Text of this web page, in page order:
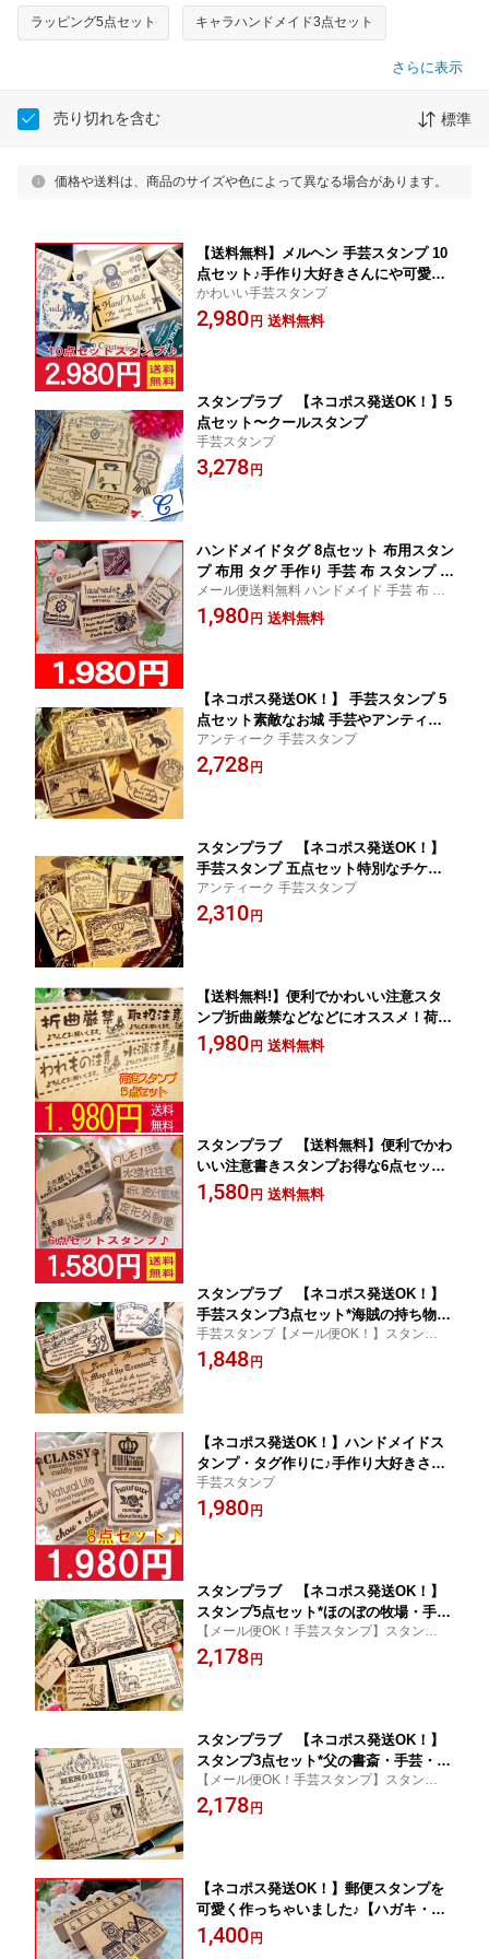
ラッピング5点セット キャラハンドメイド3点セット
さらに表示
売り切れを含む 標準
価格や送料は、商品のサイズや色によって異なる場合があります。
【送料無料】メルヘン 手芸スタンプ 10
点セット♪手作り大好きさんにや可愛い
物大好きさんにオススメ♪タグ作りにも
大活躍【YDKG-k】【ky】
かわいい手芸スタンプ
2,980 円 送料無料
スタンプラブ 【ネコポス発送OK！】5
点セット〜クールスタンプ
手芸スタンプ
3,278 円
ハンドメイドタグ 8点セット 布用スタン
プ 布用 タグ 手作り 手芸 布 スタンプ テ
ープ オリジナルスタンプ 手芸用品 手芸
スタンプ かわいい オリジナル ハンドメ
メール便送料無料 ハンドメイド 手芸 布 ス
タンプ タグ 手作り テープ 手芸スタンプ 手
芸用品 手作り大好きさんに大人気! ハンド
1,980 円 送料無料
【ネコポス発送OK！】 手芸スタンプ 5
点セット素敵なお城 手芸やアンティー
クスタンプとして大活躍 素敵なスタン
プばかり！
アンティーク 手芸スタンプ
2,728 円
スタンプラブ 【ネコポス発送OK！】
手芸スタンプ 五点セット特別なチケッ
ト 手芸やアンティークスタンプとして
大活躍 素敵なスタンプばかり
アンティーク 手芸スタンプ
2,310 円
【送料無料!】便利でかわいい注意スタ
ンプ折曲厳禁などなどにオススメ！荷造
りスタンプセット☆全二種類からお選び
頂けます♪TYUI-01
1,980 円 送料無料
スタンプラブ 【送料無料】便利でかわ
いい注意書きスタンプお得な6点セット
★全二種類からお選び頂けます♪
1,580 円 送料無料
スタンプラブ 【ネコポス発送OK！】
手芸スタンプ3点セット*海賊の持ち物・
手芸・ラッピングなどにどうぞ
手芸スタンプ【メール便OK！】スタンプ3
点セット*海賊の持ち物・手芸・ラッピング
などにどうぞ
1,848 円
【ネコポス発送OK！】ハンドメイドス
タンプ・タグ作りに♪手作り大好きさん
に大人気のスタンプ♪手芸ナチュラル8点
セット
手芸スタンプ
1,980 円
スタンプラブ 【ネコポス発送OK！】
スタンプ5点セット*ほのぼの牧場・手
芸・ラッピングなどにどうぞ
【メール便OK！手芸スタンプ】スタンプ5
点セット*ほのぼの牧場・手芸・ラッピング
などにどうぞ
2,178 円
スタンプラブ 【ネコポス発送OK！】
スタンプ3点セット*父の書斎・手芸・ラ
ッピングなどにどうぞ
【メール便OK！手芸スタンプ】スタンプ3
点セット*父の書斎・手芸・ラッピングなど
にどうぞ
2,178 円
【ネコポス発送OK！】郵便スタンプを
可愛く作っちゃいました♪【ハガキ・封
書三点セット♪】ハンドメイドに最適！
家づくしスタンプ
1,400 円